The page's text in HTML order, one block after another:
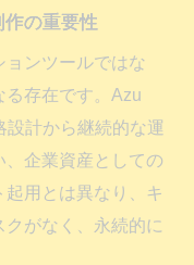
の重要性
ョンツールではな
る存在です。Azu
設計から継続的な運
、企業資産としての
用とは異なり、キ
がなく、永続的に